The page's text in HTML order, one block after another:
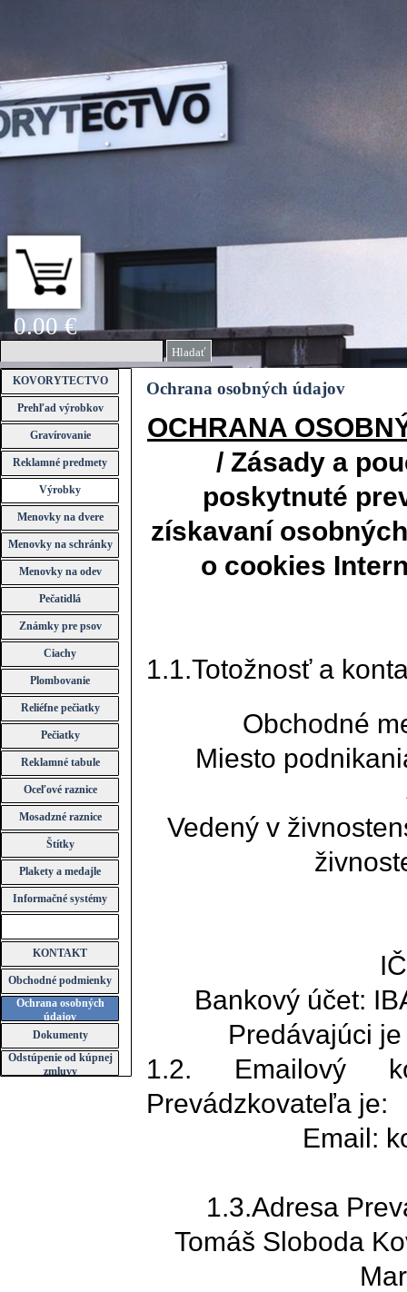
Hladať
0.00 €
Preskočiť menu
KOVORYTECTVO
Prehľad výrobkov
Gravírovanie
Reklamné predmety
Výrobky
Menovky na dvere
Menovky na schránky
Menovky na odev
Pečatidlá
Známky pre psov
Ciachy
Plombovanie
Reliéfne pečiatky
Pečiatky
Reklamné tabule
Oceľové raznice
Mosadzné raznice
Štítky
Plakety a medajle
Informačné systémy
KONTAKT
Obchodné podmienky
Ochrana osobných
údajov
Dokumenty
Odstúpenie od kúpnej
zmluvy
Ochrana osobných údajov
OCHRANA
/ Zásady a
poskytnuté
získavaní
o cookies
1.1.Totožnosť a
Obchodné
Miesto
Vedený v
Bankový účet:
Predávajúci
1.2. Emailový
Prevádzkovateľa je:
Email:
1.3.Adresa
Tomáš Sloboda